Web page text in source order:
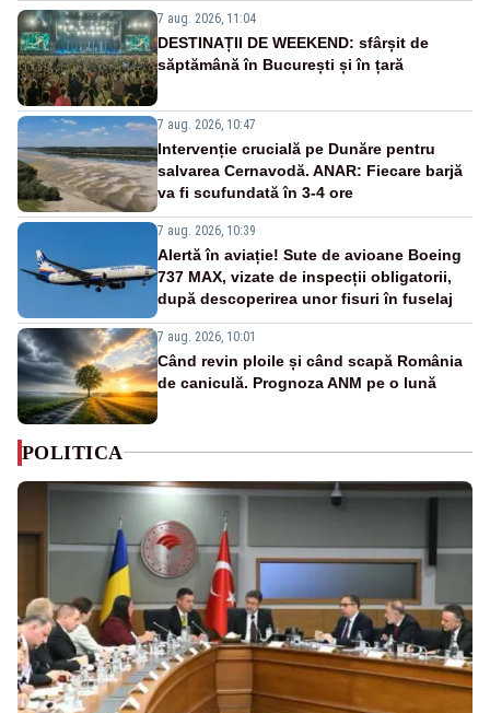
7 aug. 2026, 11:04
DESTINAȚII DE WEEKEND: sfârșit de
săptămână în București și în țară
7 aug. 2026, 10:47
Intervenție crucială pe Dunăre pentru
salvarea Cernavodă. ANAR: Fiecare barjă
va fi scufundată în 3-4 ore
7 aug. 2026, 10:39
Alertă în aviație! Sute de avioane Boeing
737 MAX, vizate de inspecții obligatorii,
după descoperirea unor fisuri în fuselaj
7 aug. 2026, 10:01
Când revin ploile și când scapă România
de caniculă. Prognoza ANM pe o lună
POLITICA